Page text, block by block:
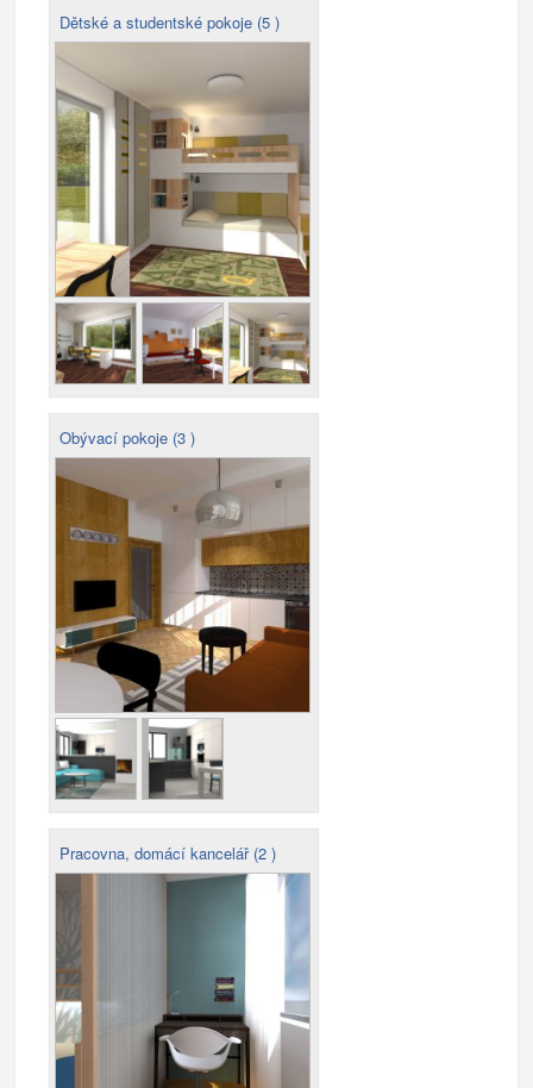
Dětské a studentské pokoje (5 )
Obývací pokoje (3 )
Pracovna, domácí kancelář (2 )